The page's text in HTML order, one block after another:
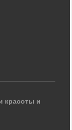
красоты и